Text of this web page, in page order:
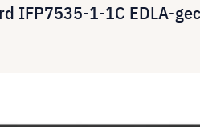
IFP7535-1-1C EDLA-